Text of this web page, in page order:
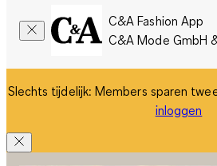
C&A Fashion App
C&A Mode GmbH
Slechts tijdelijk: Members sparen
inloggen